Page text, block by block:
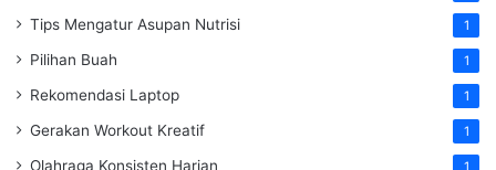
Tips Mengatur Asupan Nutrisi 1
Pilihan Buah 1
Rekomendasi Laptop 1
Gerakan Workout Kreatif 1
Olahraga Konsisten Harian 1